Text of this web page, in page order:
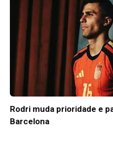
Rodri muda prioridade e
Barcelona